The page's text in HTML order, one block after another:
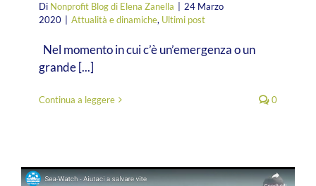
Di Nonprofit Blog di Elena Zanella
24 Marzo
2020
Attualità e dinamiche, Ultimi post
Nel momento in cui c’è un’emergenza o un
grande [...]
Continua a leggere 0